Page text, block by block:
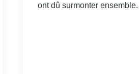
ont dû surmonter ensemble.